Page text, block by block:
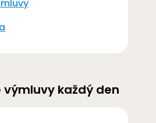
výmluvy každý den